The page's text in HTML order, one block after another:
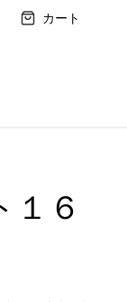
カート
６